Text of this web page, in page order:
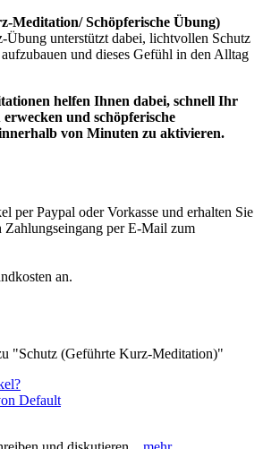
Meditation/ Schöpferische Übung)
Übung unterstützt dabei, lichtvollen Schutz
und dieses Gefühl in den Alltag
helfen Ihnen dabei, schnell Ihr
und schöpferische
von Minuten zu aktivieren.
per Paypal oder Vorkasse und erhalten Sie
Zahlungseingang per E-Mail zum
an.
"Schutz (Geführte Kurz-Meditation)"
Default